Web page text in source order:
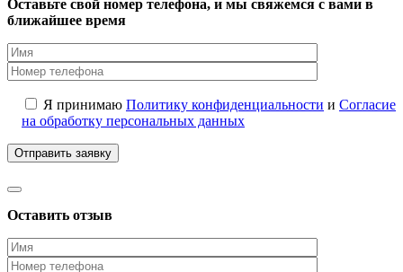
Оставьте свой номер телефона, и мы свяжемся с вами в
ближайшее время
Я принимаю Политику конфиденциальности и Согласие
на обработку персональных данных
Оставить отзыв